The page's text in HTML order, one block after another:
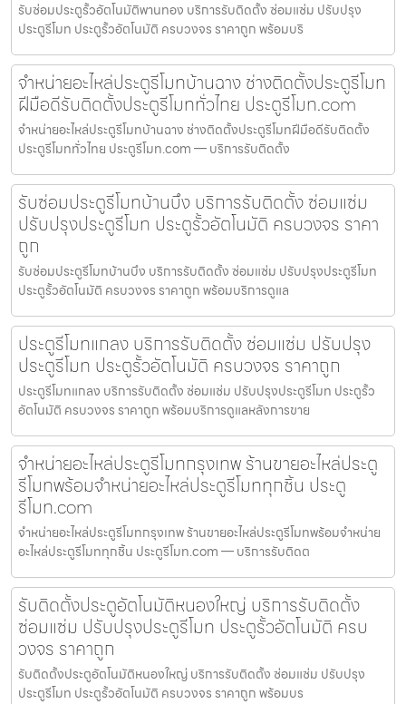
รับซ่อมประตูรั้วอัตโนมัติพานทอง บริการรับติดตั้ง ซ่อมแซ่ม ปรับปรุง
ประตูรีโมท ประตูรั้วอัตโนมัติ ครบวงจร ราคาถูก พร้อมบริ
จำหน่ายอะไหล่ประตูรีโมทบ้านฉาง ช่างติดตั้งประตูรีโมท
ฝีมือดีรับติดตั้งประตูรีโมททั่วไทย ประตูรีโมท.com
จำหน่ายอะไหล่ประตูรีโมทบ้านฉาง ช่างติดตั้งประตูรีโมทฝีมือดีรับติดตั้ง
ประตูรีโมททั่วไทย ประตูรีโมท.com — บริการรับติดตั้ง
รับซ่อมประตูรีโมทบ้านบึง บริการรับติดตั้ง ซ่อมแซ่ม
ปรับปรุงประตูรีโมท ประตูรั้วอัตโนมัติ ครบวงจร ราคา
ถูก
รับซ่อมประตูรีโมทบ้านบึง บริการรับติดตั้ง ซ่อมแซ่ม ปรับปรุงประตูรีโมท
ประตูรั้วอัตโนมัติ ครบวงจร ราคาถูก พร้อมบริการดูแล
ประตูรีโมทแกลง บริการรับติดตั้ง ซ่อมแซ่ม ปรับปรุง
ประตูรีโมท ประตูรั้วอัตโนมัติ ครบวงจร ราคาถูก
ประตูรีโมทแกลง บริการรับติดตั้ง ซ่อมแซ่ม ปรับปรุงประตูรีโมท ประตูรั้ว
อัตโนมัติ ครบวงจร ราคาถูก พร้อมบริการดูแลหลังการขาย
จำหน่ายอะไหล่ประตูรีโมทกรุงเทพ ร้านขายอะไหล่ประตู
รีโมทพร้อมจำหน่ายอะไหล่ประตูรีโมททุกชิ้น ประตู
รีโมท.com
จำหน่ายอะไหล่ประตูรีโมทกรุงเทพ ร้านขายอะไหล่ประตูรีโมทพร้อมจำหน่าย
อะไหล่ประตูรีโมททุกชิ้น ประตูรีโมท.com — บริการรับติดต
รับติดตั้งประตูอัตโนมัติหนองใหญ่ บริการรับติดตั้ง
ซ่อมแซ่ม ปรับปรุงประตูรีโมท ประตูรั้วอัตโนมัติ ครบ
วงจร ราคาถูก
รับติดตั้งประตูอัตโนมัติหนองใหญ่ บริการรับติดตั้ง ซ่อมแซ่ม ปรับปรุง
ประตูรีโมท ประตูรั้วอัตโนมัติ ครบวงจร ราคาถูก พร้อมบร